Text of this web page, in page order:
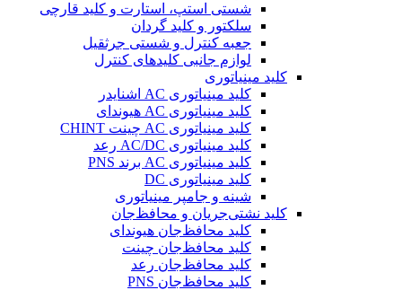
شستی استپ، استارت و کلید قارچی
سلکتور و کلید گردان
جعبه کنترل و شستی جرثقیل
لوازم جانبی کلیدهای کنترل
کلید مینیاتوری
کلید مینیاتوری AC اشنایدر
کلید مینیاتوری AC هیوندای
کلید مینیاتوری AC چینت CHINT
کلید مینیاتوری AC/DC رعد
کلید مینیاتوری AC برند PNS
کلید مینیاتوری DC
شینه و جامپر مینیاتوری
کلید نشتی‌جریان و محافظ‌جان
کلید محافظ‌جان هیوندای
کلید محافظ‌جان چینت
کلید محافظ‌جان رعد
کلید محافظ‌جان PNS